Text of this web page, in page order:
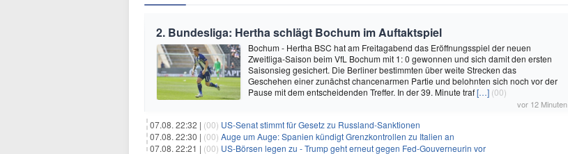
2. Bundesliga: Hertha schlägt Bochum im Auftaktspiel
Bochum - Hertha BSC hat am Freitagabend das Eröffnungsspiel der neuen
Zweitliga-Saison beim VfL Bochum mit 1: 0 gewonnen und sich damit den ersten
Saisonsieg gesichert. Die Berliner bestimmten über weite Strecken das
Geschehen einer zunächst chancenarmen Partie und belohnten sich noch vor der
Pause mit dem entscheidenden Treffer. In der 39. Minute traf[…] (00)
vor 12 Minuten
07.08. 22:32 | (00) US-Senat stimmt für Gesetz zu Russland-Sanktionen
07.08. 22:30 | (00) Auge um Auge: Spanien kündigt Grenzkontrollen zu Italien an
07.08. 22:21 | (00) US-Börsen legen zu - Trump geht erneut gegen Fed-Gouverneurin vor